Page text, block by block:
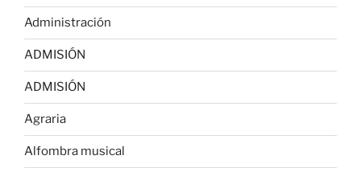
Administración
ADMISIÓN
ADMISIÓN
Agraria
Alfombra musical